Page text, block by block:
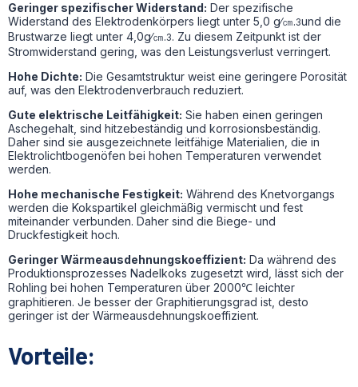
Geringer spezifischer Widerstand: Der spezifische
Widerstand des Elektrodenkörpers liegt unter 5,0 g∕㎝.3und die
Brustwarze liegt unter 4,0g∕㎝.3. Zu diesem Zeitpunkt ist der
Stromwiderstand gering, was den Leistungsverlust verringert.
Hohe Dichte: Die Gesamtstruktur weist eine geringere Porosität
auf, was den Elektrodenverbrauch reduziert.
Gute elektrische Leitfähigkeit: Sie haben einen geringen
Aschegehalt, sind hitzebeständig und korrosionsbeständig.
Daher sind sie ausgezeichnete leitfähige Materialien, die in
Elektrolichtbogenöfen bei hohen Temperaturen verwendet
werden.
Hohe mechanische Festigkeit: Während des Knetvorgangs
werden die Kokspartikel gleichmäßig vermischt und fest
miteinander verbunden. Daher sind die Biege- und
Druckfestigkeit hoch.
Geringer Wärmeausdehnungskoeffizient: Da während des
Produktionsprozesses Nadelkoks zugesetzt wird, lässt sich der
Rohling bei hohen Temperaturen über 2000℃ leichter
graphitieren. Je besser der Graphitierungsgrad ist, desto
geringer ist der Wärmeausdehnungskoeffizient.
Vorteile: